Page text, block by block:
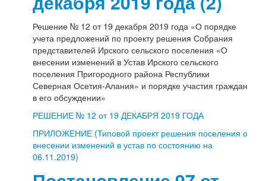
Решение № 12 от 19 декабря 2019 года «О порядке
учета предложений по проекту решения Собрания
представителей Ирского сельского поселения «О
внесении изменений в Устав Ирского сельского
поселения Пригородного района Республики
Северная Осетия-Алания» и порядке участия граждан
в его обсуждении»
РЕШЕНИЕ № 12 от 19 ДЕКАБРЯ 2019 ГОДА
ПРИЛОЖЕНИЕ (Типовой проект решения поселения о
внесении изменений в устав по состоянию на
06.11.2019)